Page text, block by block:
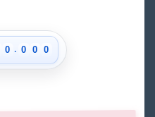
0
1
. 0
1
0
1
0
1